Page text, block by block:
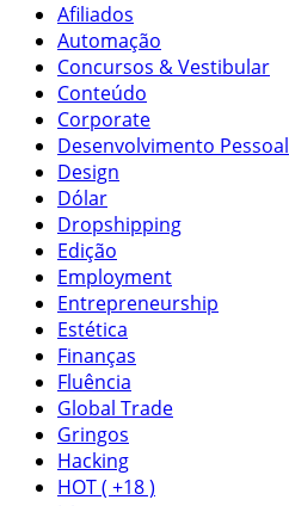
Afiliados
Automação
Concursos & Vestibular
Conteúdo
Corporate
Desenvolvimento Pessoal
Design
Dólar
Dropshipping
Edição
Employment
Entrepreneurship
Estética
Finanças
Fluência
Global Trade
Gringos
Hacking
HOT ( +18 )